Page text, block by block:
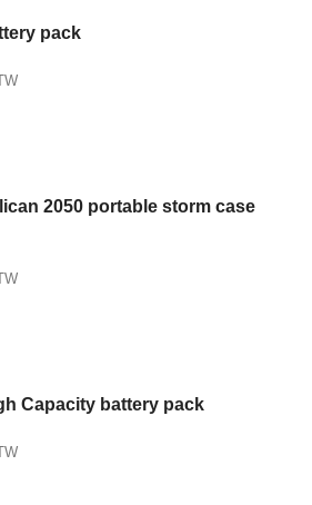
pack
2050 portable storm case
Capacity battery pack